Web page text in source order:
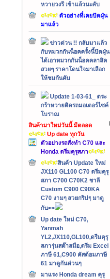
หวายวงรี เข้าแล้วนะคับ
ตัวอย่างที่เคยปัดฝุ่น
มาแล้ว
ข่าวด่วน !! กลับมาแล้ว
กับหมวกกันน็อคครั้งนี้ปัดฝุ่น
ได้เอาหมวกกันน็อคคลาสิค
สวยๆ ราคาโดนใจมาเลือก
ให้ชมกันคับ
Update 1-03-61_ ตระ
กร้าหวายติดรถมอเตอร์ไซค์
โบราณ
สินค้ามาใหม่วันนี้ มีตลอด
Up date ทุกวัน
ตัวอย่างรถสั่งทำ C70 และ
Honda ดรีมคุรุสภา
สินค้า Update ใหม่
JX110 GL100 C70 ดรีมคุรุ
สภา C700 C70K2 ชาลี
Custom C900 C90KA
C70 งามๆ สวยกริปๆ มาดู
กัน<>
Up date ใหม่ C70,
Yanmah
YL2,JX110,GL100,ดรีมคุรุ
สภารุ่นสต๊าสมือ,ดรีม Excel
ภาษี 61,C900 คัสต้อมภาษี
61 มาดูกันด่วนๆ
มาแรง Honda dream คุรุ